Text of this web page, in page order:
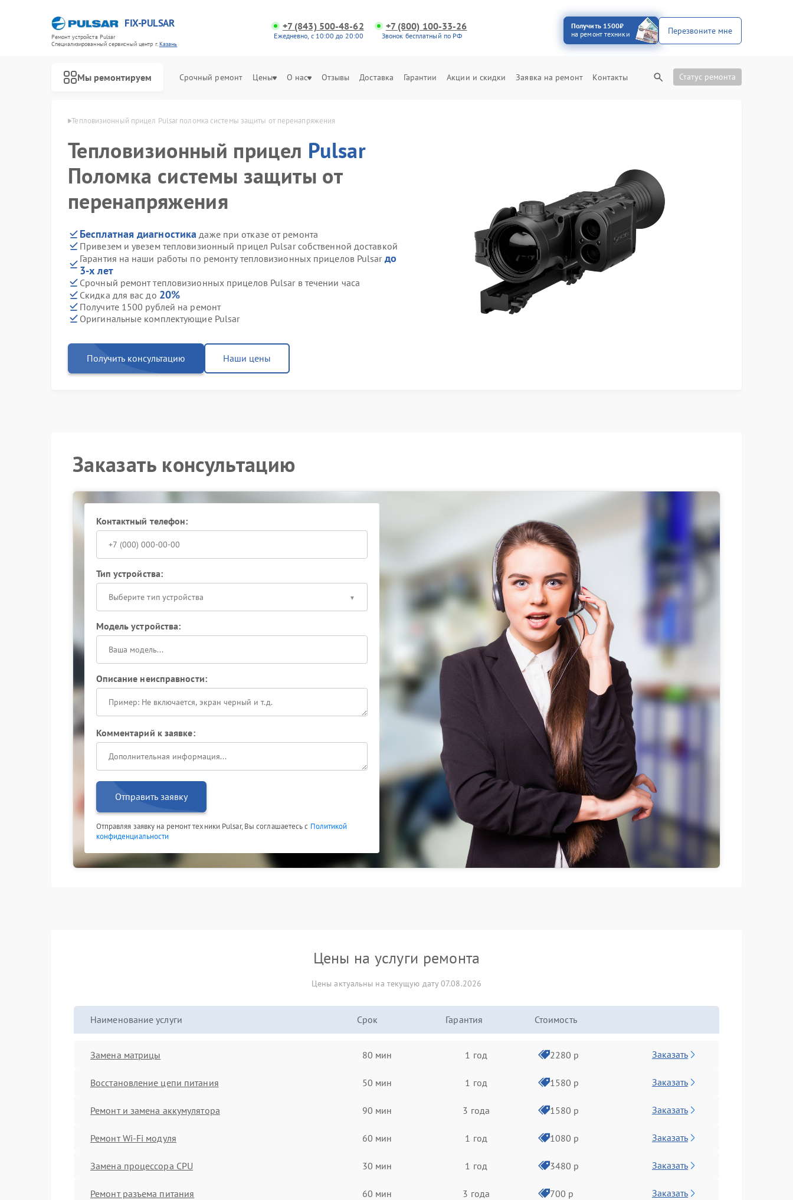
FIX-PULSAR
Ремонт устройств Pulsar
Специализированный cервисный центр г.Казань
+7 (843) 500-48-62
Ежедневно, с 10:00 до 20:00
+7 (800) 100-33-26
Звонок бесплатный по РФ
Получить 1500₽
на ремонт техники
Перезвоните мне
Мы ремонтируем Срочный ремонт Цены О нас Отзывы Доставка Гарантии Акции и скидки Заявка на ремонт Контакты Статус ремонта
Pulsar в Казани Тепловизионный прицел Pulsar поломка системы защиты от перенапряжения
Тепловизионный прицел Pulsar
Поломка системы защиты от
перенапряжения
Бесплатная диагностика даже при отказе от ремонта
Привезем и увезем тепловизионный прицел Pulsar собственной доставкой
Гарантия на наши работы по ремонту тепловизионных прицелов Pulsar до
3-х лет
Срочный ремонт тепловизионных прицелов Pulsar в течении часа
Скидка для вас до 20%
Получите 1500 рублей на ремонт
Оригинальные комплектующие Pulsar
Получить консультацию Наши цены
Заказать консультацию
Контактный телефон:
Тип устройства:
Выберите тип устройства
Модель устройства:
Описание неисправности:
Комментарий к заявке:
Отправить заявку
Отправляя заявку на ремонт техники Pulsar, Вы соглашаетесь с Политикой
конфиденциальности
Цены на услуги ремонта
Цены актуальны на текущую дату 07.08.2026
Наименование услуги Срок Гарантия Стоимость
Замена матрицы 80 мин 1 год 2280 р Заказать
Восстановление цепи питания 50 мин 1 год 1580 р Заказать
Ремонт и замена аккумулятора 90 мин 3 года 1580 р Заказать
Ремонт Wi-Fi модуля 60 мин 1 год 1080 р Заказать
Замена процессора CPU 30 мин 1 год 3480 р Заказать
Ремонт разъема питания 60 мин 3 года 700 р Заказать